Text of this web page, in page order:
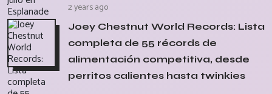
2 years ago
Joey Chestnut World Records: Lista
completa de 55 récords de
alimentación competitiva, desde
perritos calientes hasta twinkies